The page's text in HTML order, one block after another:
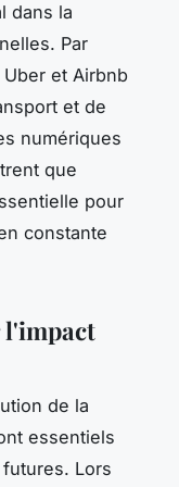
dans la
Par
et Airbnb
et de
numériques
que
pour
constante
l'impact
de la
essentiels
Lors